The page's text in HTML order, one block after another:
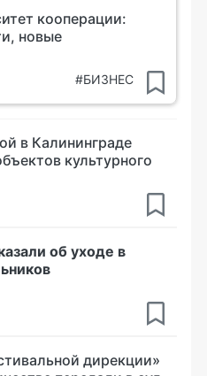
кооперации:
новые
#БИЗНЕС
в Калининграде
культурного
об уходе в
дирекции»